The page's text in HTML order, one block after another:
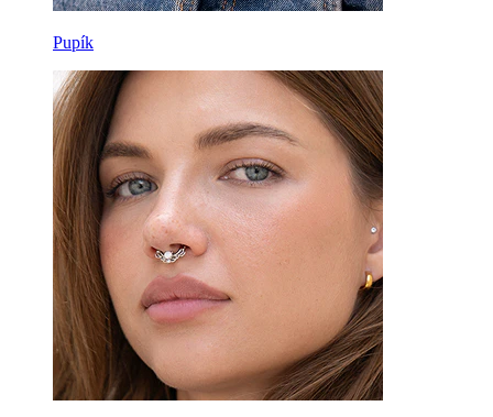
Pupík